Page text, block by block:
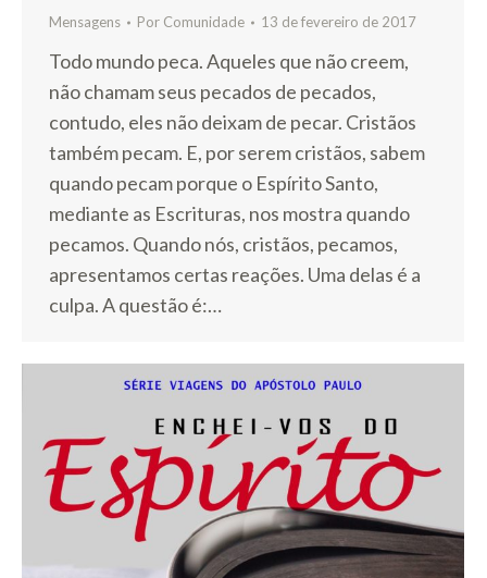
Mensagens Por Comunidade 13 de fevereiro de 2017
Todo mundo peca. Aqueles que não creem,
não chamam seus pecados de pecados,
contudo, eles não deixam de pecar. Cristãos
também pecam. E, por serem cristãos, sabem
quando pecam porque o Espírito Santo,
mediante as Escrituras, nos mostra quando
pecamos. Quando nós, cristãos, pecamos,
apresentamos certas reações. Uma delas é a
culpa. A questão é:…